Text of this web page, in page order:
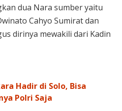
dua Nara sumber yaitu
Cahyo Sumirat dan
dirinya mewakili dari Kadin
Hadir di Solo, Bisa
Polri Saja